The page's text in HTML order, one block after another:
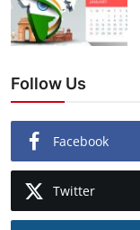
Follow Us
Facebook
Twitter